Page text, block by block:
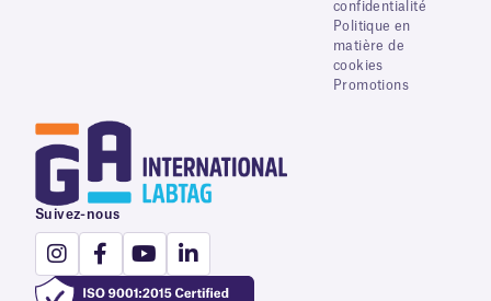
confidentialité
Politique en
matière de
cookies
Promotions
Suivez-nous